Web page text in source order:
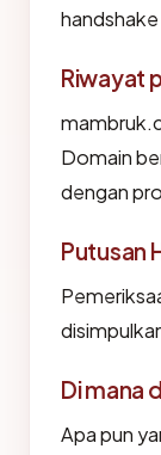
Riwayat
Domain
dengan
Putusan
Di mana
Apa pun